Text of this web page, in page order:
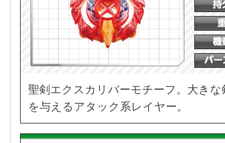
聖剣エクスカリバーモチーフ。大き
を与えるアタック系レイヤー。